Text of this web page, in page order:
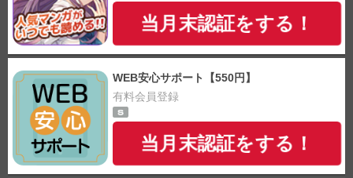
当月末認証をする！
WEB安心サポート【550円】
有料会員登録
当月末認証をする！